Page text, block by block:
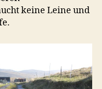
keine Leine und